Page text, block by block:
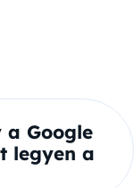
Google
legyen a